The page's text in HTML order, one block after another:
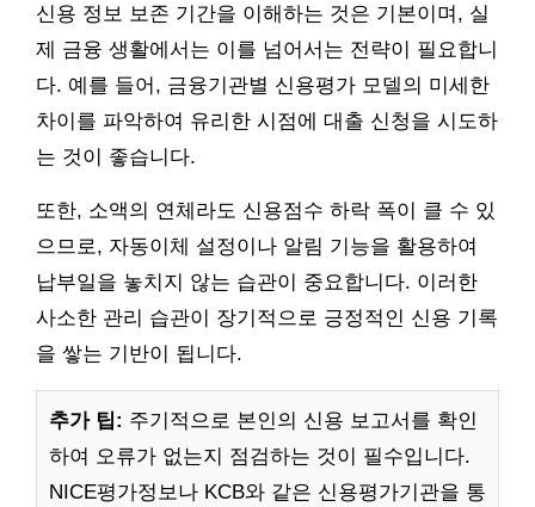
신용 정보 보존 기간을 이해하는 것은 기본이며, 실
제 금융 생활에서는 이를 넘어서는 전략이 필요합니
다. 예를 들어, 금융기관별 신용평가 모델의 미세한
차이를 파악하여 유리한 시점에 대출 신청을 시도하
는 것이 좋습니다.
또한, 소액의 연체라도 신용점수 하락 폭이 클 수 있
으므로, 자동이체 설정이나 알림 기능을 활용하여
납부일을 놓치지 않는 습관이 중요합니다. 이러한
사소한 관리 습관이 장기적으로 긍정적인 신용 기록
을 쌓는 기반이 됩니다.
추가 팁: 주기적으로 본인의 신용 보고서를 확인
하여 오류가 없는지 점검하는 것이 필수입니다.
NICE평가정보나 KCB와 같은 신용평가기관을 통